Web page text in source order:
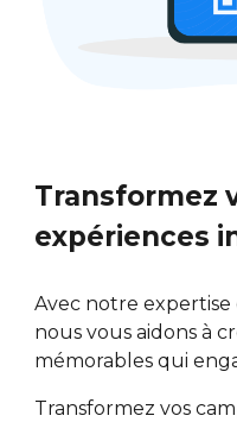
Transformez
expériences
Avec notre expertise
nous vous aidons à
mémorables qui
Transformez vos